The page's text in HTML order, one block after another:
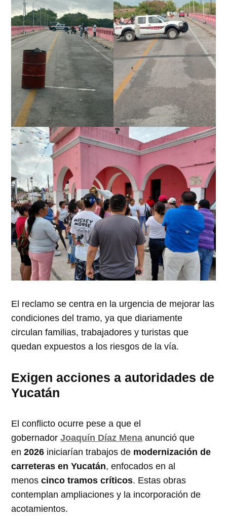
El reclamo se centra en la urgencia de mejorar las
condiciones del tramo, ya que diariamente
circulan familias, trabajadores y turistas que
quedan expuestos a los riesgos de la vía.
Exigen acciones a autoridades de
Yucatán
El conflicto ocurre pese a que el
gobernadorJoaquín Díaz Mena anunció que
en2026 iniciarían trabajos de modernización de
carreteras en Yucatán, enfocados en al
menoscinco tramos críticos. Estas obras
contemplan ampliaciones y la incorporación de
acotamientos.